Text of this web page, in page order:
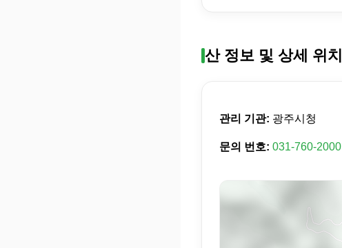
산 정보 및 상세 위치
관리 기관: 광주시청
문의 번호: 031-760-2000